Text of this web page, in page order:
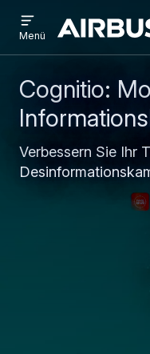
cyber
menu
Menü
Cognitio:
Verbessern Sie Ihr